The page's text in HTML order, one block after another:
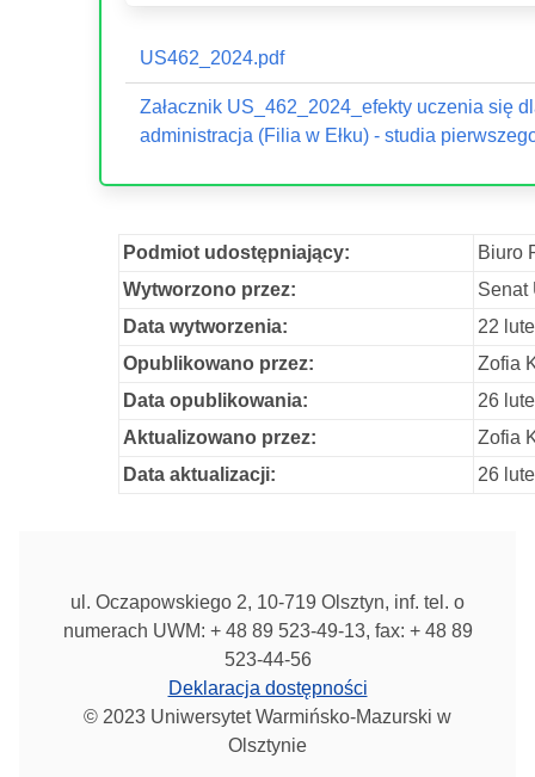
US462_2024.pdf
Załacznik US_462_2024_efekty uczenia się
administracja (Filia w Ełku) - studia
Podmiot udostępniający:
Biuro
Wytworzono przez:
Senat
Data wytworzenia:
22
Opublikowano przez:
Zofia
Data opublikowania:
26
Aktualizowano przez:
Zofia
Data aktualizacji:
26
ul. Oczapowskiego 2, 10-719 Olsztyn, inf. tel. o
numerach UWM: + 48 89 523-49-13, fax: + 48 89
523-44-56
Deklaracja dostępności
© 2023 Uniwersytet Warmińsko-Mazurski w
Olsztynie